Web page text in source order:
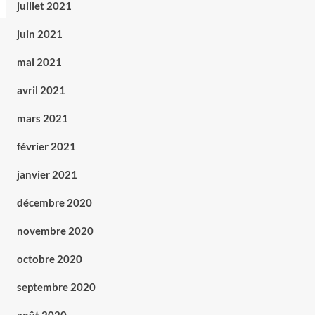
juillet 2021
juin 2021
mai 2021
avril 2021
mars 2021
février 2021
janvier 2021
décembre 2020
novembre 2020
octobre 2020
septembre 2020